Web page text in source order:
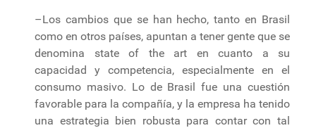
–Los cambios que se han hecho, tanto en Brasil
como en otros países, apuntan a tener gente que se
denomina state of the art en cuanto a su
capacidad y competencia, especialmente en el
consumo masivo. Lo de Brasil fue una cuestión
favorable para la compañía, y la empresa ha tenido
una estrategia bien robusta para contar con tal